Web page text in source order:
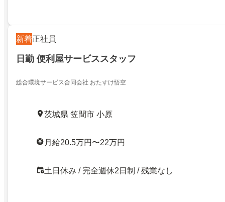
新着正社員
日勤 便利屋サービススタッフ
総合環境サービス合同会社 おたすけ悟空
茨城県 笠間市 小原
月給20.5万円〜22万円
土日休み / 完全週休2日制 / 残業なし